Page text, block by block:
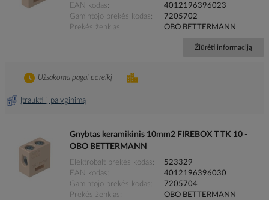
EAN kodas
4012196396023
Gamintojo prekės kodas
7205702
Prekės ženklas
OBO BETTERMANN
Žiūrėti informaciją
Įtraukti į palyginimą
Užsakoma pagal poreikį
Gnybtas keramikinis 10mm2 FIREBOX T TK 10 -
OBO BETTERMANN
Elektrobalt prekės kodas
523329
EAN kodas
4012196396030
Gamintojo prekės kodas
7205704
Prekės ženklas
OBO BETTERMANN